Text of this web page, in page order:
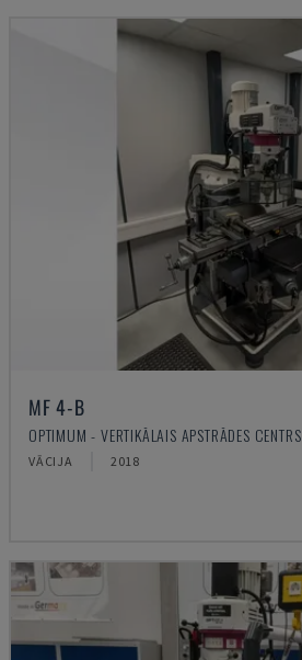
MF 4-B
OPTIMUM - VERTIKĀLAIS APSTRĀDES CENTRS
VĀCIJA 2018